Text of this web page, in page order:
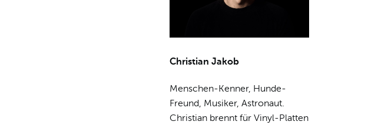
Christian Jakob
Menschen-Kenner, Hunde-
Freund, Musiker, Astronaut.
Christian brennt für Vinyl-Platten